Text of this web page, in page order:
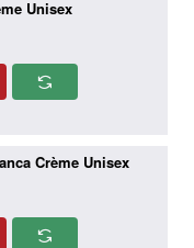
Unisex
Crème Unisex